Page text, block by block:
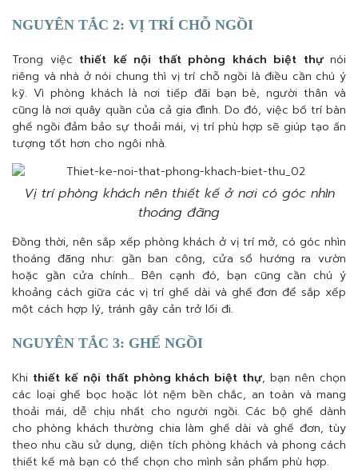
NGUYÊN TẮC 2: VỊ TRÍ CHỖ NGỒI
Trong việc thiết kế nội thất phòng khách biệt thựnói
riêng và nhà ở nói chung thì vị trí chỗ ngồi là điều cần chú ý
kỹ. Vì phòng khách là nơi tiếp đãi bạn bè, người thân và
cũng là nơi quây quần của cả gia đình. Do đó, việc bố trí bàn
ghế ngồi đảm bảo sự thoải mái, vị trí phù hợp sẽ giúp tạo ấn
tượng tốt hơn cho ngôi nhà.
Vị trí phòng khách nên thiết kế ở nơi có góc nhìn
thoáng đãng
Đồng thời, nên sắp xếp phòng khách ở vị trí mở, có góc nhìn
thoáng đãng như: gần ban công, cửa sổ hướng ra vườn
hoặc gần cửa chính… Bên cạnh đó, bạn cũng cần chú ý
khoảng cách giữa các vị trí ghế dài và ghế đơn để sắp xếp
một cách hợp lý, tránh gây cản trở lối đi.
NGUYÊN TẮC 3: GHẾ NGỒI
Khi thiết kế nội thất phòng khách biệt thự, bạn nên chọn
các loại ghế bọc hoặc lót nệm bền chắc, an toàn và mang
thoải mái, dễ chịu nhất cho người ngồi. Các bộ ghế dành
cho phòng khách thường chia làm ghế dài và ghế đơn, tùy
theo nhu cầu sử dụng, diện tích phòng khách và phong cách
thiết kế mà bạn có thể chọn cho mình sản phẩm phù hợp.